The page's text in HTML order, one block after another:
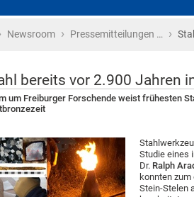
Newsroom › Pressemitteilungen … ›
bereits vor 2.900 Jahren
um Freiburger Forschende weist frühesten
Studie eines
Dr. Ralph
konnten
Stein-Stelen